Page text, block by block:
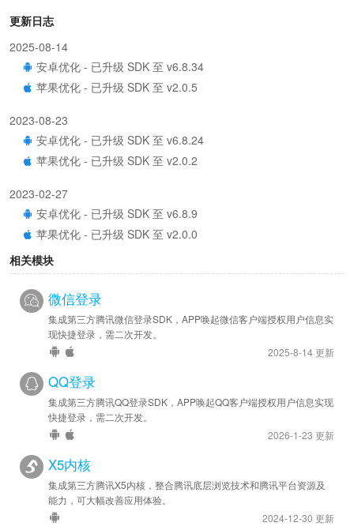
更新日志
2025-08-14
安卓优化 - 已升级 SDK 至 v6.8.34
苹果优化 - 已升级 SDK 至 v2.0.5
2023-08-23
安卓优化 - 已升级 SDK 至 v6.8.24
苹果优化 - 已升级 SDK 至 v2.0.2
2023-02-27
安卓优化 - 已升级 SDK 至 v6.8.9
苹果优化 - 已升级 SDK 至 v2.0.0
2021-11-10
安卓优化 - 已升级 SDK 至 v6.8.0
相关模块
微信登录
集成第三方腾讯微信登录SDK，APP唤起微信客户端授权用户信息实
现快捷登录，需二次开发。
2025-8-14 更新
QQ登录
集成第三方腾讯QQ登录SDK，APP唤起QQ客户端授权用户信息实现
快捷登录，需二次开发。
2026-1-23 更新
X5内核
集成第三方腾讯X5内核，整合腾讯底层浏览技术和腾讯平台资源及
能力，可大幅改善应用体验。
2024-12-30 更新